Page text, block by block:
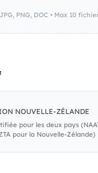
NOUVELLE-ZÉLANDE
pour les deux pays
pour la Nouvelle-Zélande)